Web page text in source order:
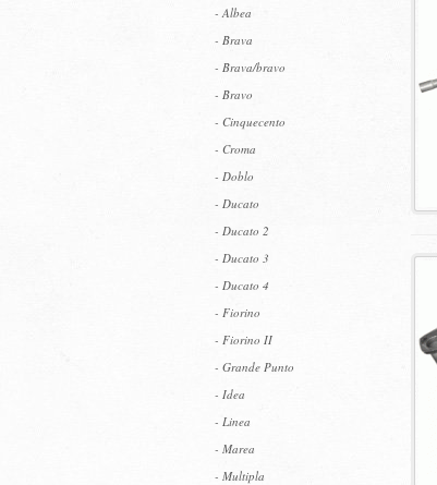
- Albea
- Brava
- Brava/bravo
- Bravo
- Cinquecento
- Croma
- Doblo
- Ducato
- Ducato 2
- Ducato 3
- Ducato 4
- Fiorino
- Fiorino II
- Grande Punto
- Idea
- Linea
- Marea
- Multipla